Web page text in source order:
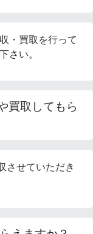
・買取を行って
さい。
買取してもら
させていただき